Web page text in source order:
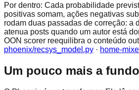
Por dentro: Cada probabilidade
positivas somam, ações negativas
rodam duas passadas de correção: a
atenua posts quando um autor está
OON scorer reequilibra o conteúdo
phoenix/recsys_model.py · home-
Um pouco mais a fundo